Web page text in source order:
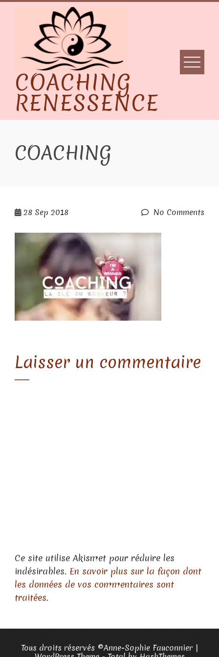
Skip
COACHING
RENESSENCE
COACHING
28 Sep 2018 No Comments
Laisser un commentaire
Ce site utilise Akismet pour réduire les
indésirables. En savoir plus sur la façon dont
les données de vos commentaires sont
traitées.
Tous droits réservés ©Anne-Sophie Fauconnier|